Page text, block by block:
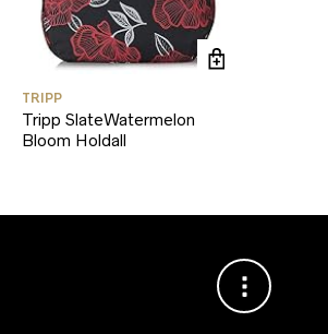
TRIPP
Tripp SlateWatermelon
Bloom Holdall